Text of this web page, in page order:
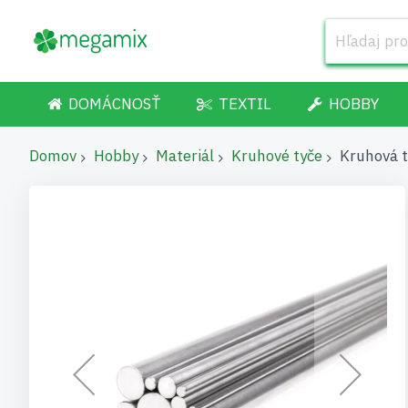
DOMÁCNOSŤ TEXTIL HOBBY
Domov Hobby Materiál Kruhové tyče Kruhová